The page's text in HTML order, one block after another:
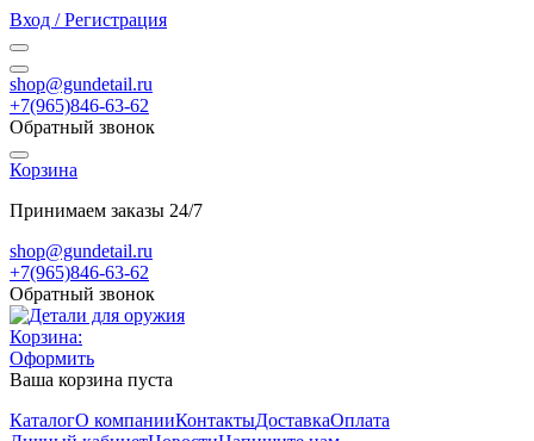
Вход / Регистрация
shop@gundetail.ru
+7(965)846-63-62
Обратный звонок
Корзина
Принимаем заказы 24/7
shop@gundetail.ru
+7(965)846-63-62
Обратный звонок
Корзина:
Оформить
Ваша корзина пуста
КаталогО компанииКонтактыДоставкаОплата